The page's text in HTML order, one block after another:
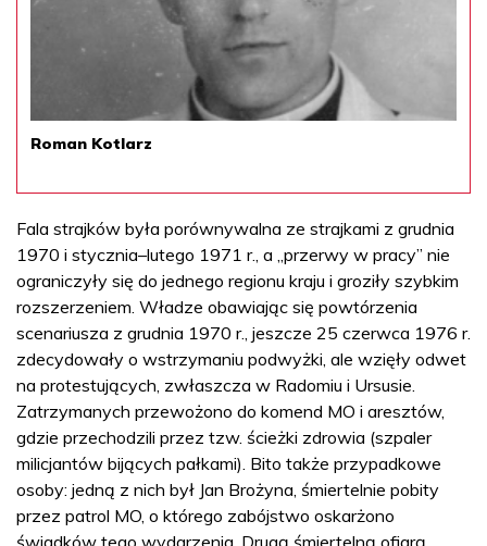
Roman Kotlarz
Fala strajków była porównywalna ze strajkami z grudnia
1970 i stycznia–lutego 1971 r., a „przerwy w pracy” nie
ograniczyły się do jednego regionu kraju i groziły szybkim
rozszerzeniem. Władze obawiając się powtórzenia
scenariusza z grudnia 1970 r., jeszcze 25 czerwca 1976 r.
zdecydowały o wstrzymaniu podwyżki, ale wzięły odwet
na protestujących, zwłaszcza w Radomiu i Ursusie.
Zatrzymanych przewożono do komend MO i aresztów,
gdzie przechodzili przez tzw. ścieżki zdrowia (szpaler
milicjantów bijących pałkami). Bito także przypadkowe
osoby: jedną z nich był Jan Brożyna, śmiertelnie pobity
przez patrol MO, o którego zabójstwo oskarżono
świadków tego wydarzenia. Drugą śmiertelną ofiarą